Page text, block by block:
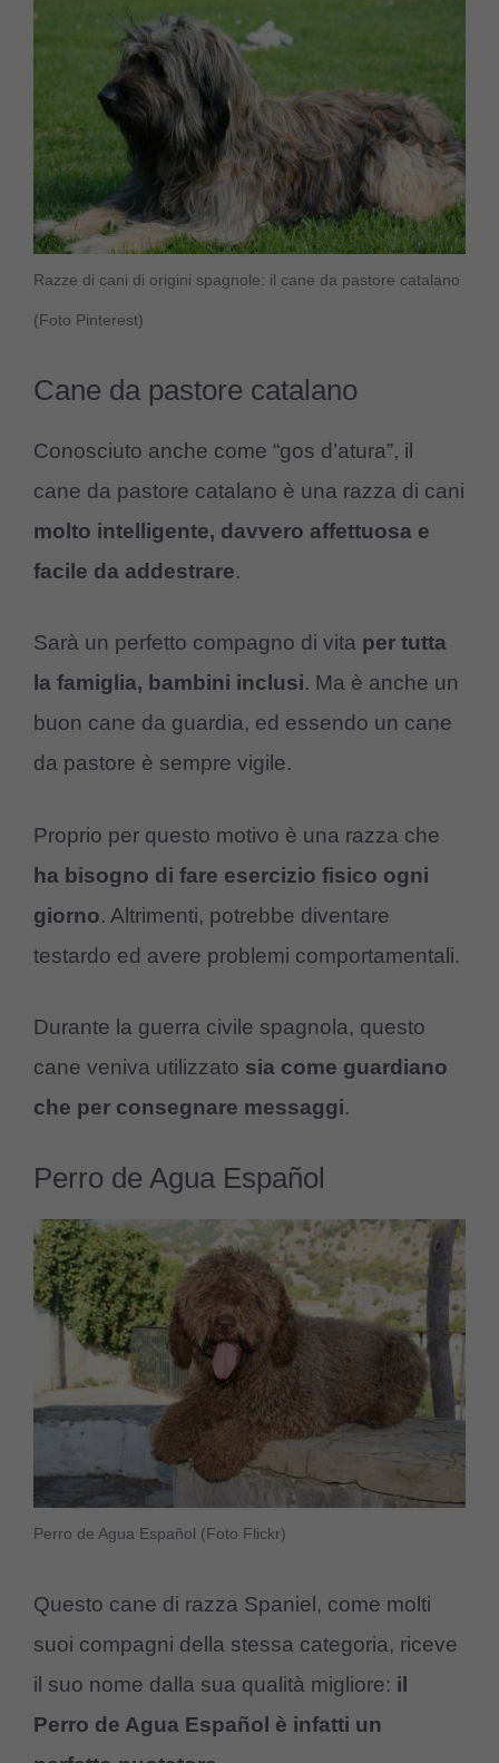
Razze di cani di origini spagnole: il cane da pastore catalano
(Foto Pinterest)
Cane da pastore catalano
Conosciuto anche come “gos d’atura”, il
cane da pastore catalano è una razza di cani
molto intelligente, davvero affettuosa e
facile da addestrare.
Sarà un perfetto compagno di vita per tutta
la famiglia, bambini inclusi. Ma è anche un
buon cane da guardia, ed essendo un cane
da pastore è sempre vigile.
Proprio per questo motivo è una razza che
ha bisogno di fare esercizio fisico ogni
giorno. Altrimenti, potrebbe diventare
testardo ed avere problemi comportamentali.
Durante la guerra civile spagnola, questo
cane veniva utilizzato sia come guardiano
che per consegnare messaggi.
Perro de Agua Español
Perro de Agua Español (Foto Flickr)
Questo cane di razza Spaniel, come molti
suoi compagni della stessa categoria, riceve
il suo nome dalla sua qualità migliore: il
Perro de Agua Español è infatti un